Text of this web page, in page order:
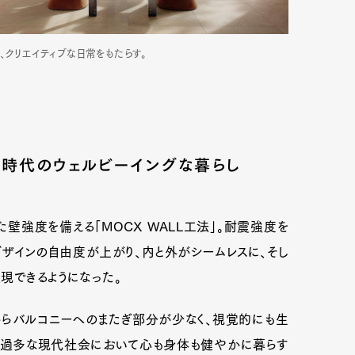
リエイティブな日常をもたらす。
代のウェルビーイングな暮らし
強度を備える「MOCX WALL工法」。耐震強度を
インの自由度が上がり、内と外がシームレスに、そし
できるようになった。
バルコニーへのまたぎ部分が少なく、視覚的にも生
過多な現代社会において心も身体も健やかに暮らす